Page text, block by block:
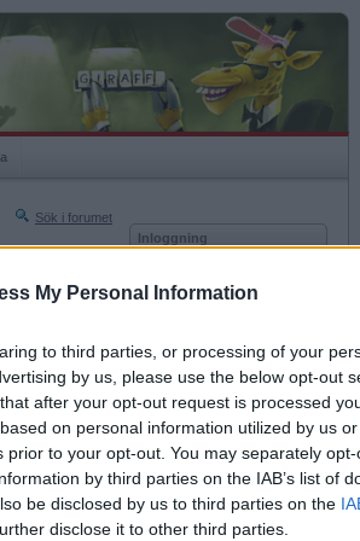
My Personal Information
to third parties, or processing of your
by us, please use the below opt-out
after your opt-out request is processed
on personal information utilized by us
to your opt-out. You may separately
by third parties on the IAB’s list of
be disclosed by us to third parties on the
disclose it to other third parties.
Sök i forumet
Nästa sida »
2009-10-02 02:22
Inloggning
Kom ihåg mig
Glömt ditt lösenord?
Få ny aktiveringslänk
Betapet är gratis!